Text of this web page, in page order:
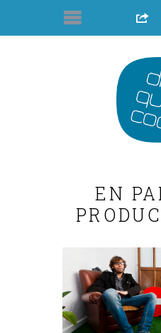
EN